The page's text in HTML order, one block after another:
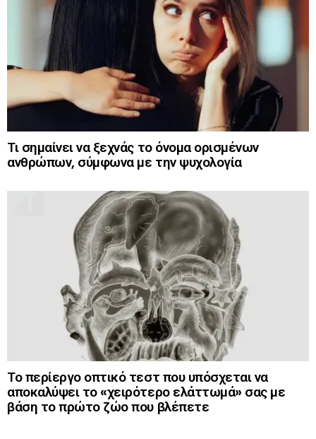
Τι σημαίνει να ξεχνάς το όνομα ορισμένων
ανθρώπων, σύμφωνα με την ψυχολογία
Το περίεργο οπτικό τεστ που υπόσχεται να
αποκαλύψει το «χειρότερο ελάττωμά» σας με
βάση το πρώτο ζώο που βλέπετε